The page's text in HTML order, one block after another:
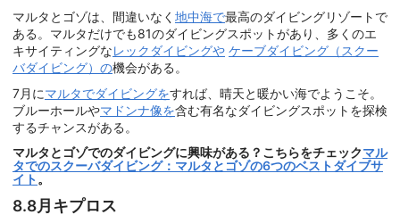
マルタとゴゾは、間違いなく 地中海で最高のダイビングリゾートで
ある。マルタだけでも81のダイビングスポットがあり、多くのエ
キサイティングなレックダイビングや ケーブダイビング（スクー
バダイビング）の機会がある。
7月にマルタでダイビングをすれば、晴天と暖かい海でようこそ。
ブルーホールやマドンナ像を含む有名なダイビングスポットを探検
するチャンスがある。
マルタとゴゾでのダイビングに興味がある？こちらをチェックマル
タでのスクーバダイビング：マルタとゴゾの6つのベストダイブサ
イト。
8.8月キプロス